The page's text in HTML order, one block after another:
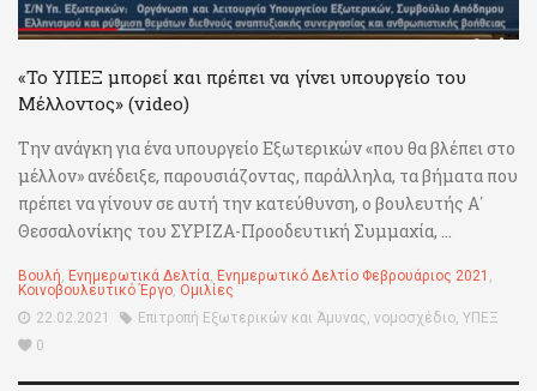
«Το ΥΠΕΞ μπορεί και πρέπει να γίνει υπουργείο του
Μέλλοντος» (video)
Την ανάγκη για ένα υπουργείο Εξωτερικών «που θα βλέπει στο
μέλλον» ανέδειξε, παρουσιάζοντας, παράλληλα, τα βήματα που
πρέπει να γίνουν σε αυτή την κατεύθυνση, ο βουλευτής Α΄
Θεσσαλονίκης του ΣΥΡΙΖΑ-Προοδευτική Συμμαχία, ...
Βουλή, Ενημερωτικά Δελτία, Ενημερωτικό Δελτίο Φεβρουάριος 2021 ,
Κοινοβουλευτικό Έργο, Ομιλίες
22.02.2021
Επιτροπή Εξωτερικών και Άμυνας, νομοσχέδιο, ΥΠΕΞ
0